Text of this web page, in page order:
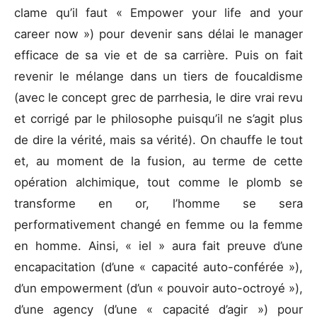
clame qu’il faut « Empower your life and your
career now ») pour devenir sans délai le manager
efficace de sa vie et de sa carrière. Puis on fait
revenir le mélange dans un tiers de foucaldisme
(avec le concept grec de parrhesia, le dire vrai revu
et corrigé par le philosophe puisqu’il ne s’agit plus
de dire la vérité, mais sa vérité). On chauffe le tout
et, au moment de la fusion, au terme de cette
opération alchimique, tout comme le plomb se
transforme en or, l’homme se sera
performativement changé en femme ou la femme
en homme. Ainsi, « iel » aura fait preuve d’une
encapacitation (d’une « capacité auto-conférée »),
d’un empowerment (d’un « pouvoir auto-octroyé »),
d’une agency (d’une « capacité d’agir ») pour